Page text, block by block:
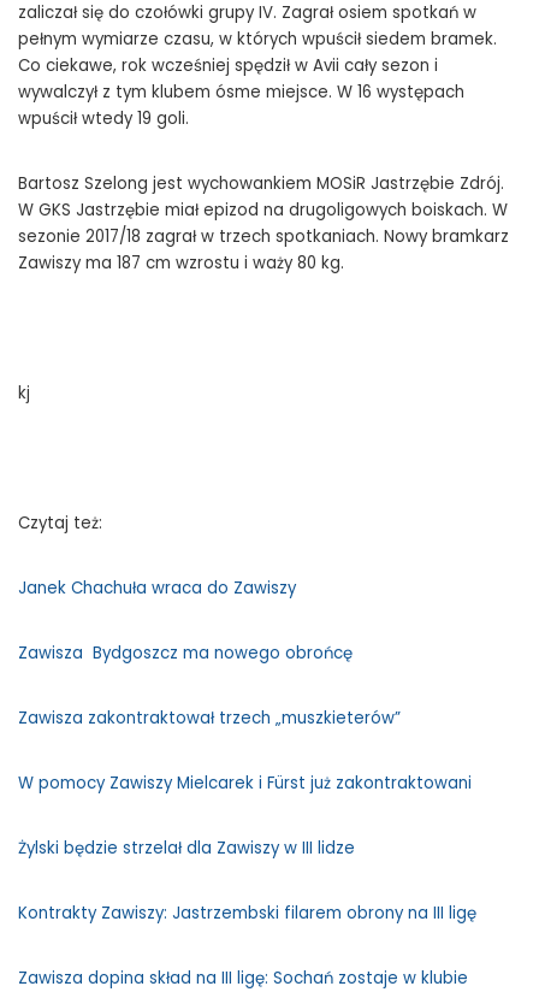
zaliczał się do czołówki grupy IV. Zagrał osiem spotkań w
pełnym wymiarze czasu, w których wpuścił siedem bramek.
Co ciekawe, rok wcześniej spędził w Avii cały sezon i
wywalczył z tym klubem ósme miejsce. W 16 występach
wpuścił wtedy 19 goli.
Bartosz Szelong jest wychowankiem MOSiR Jastrzębie Zdrój.
W GKS Jastrzębie miał epizod na drugoligowych boiskach. W
sezonie 2017/18 zagrał w trzech spotkaniach. Nowy bramkarz
Zawiszy ma 187 cm wzrostu i waży 80 kg.
kj
Czytaj też:
Janek Chachuła wraca do Zawiszy
Zawisza Bydgoszcz ma nowego obrońcę
Zawisza zakontraktował trzech „muszkieterów”
W pomocy Zawiszy Mielcarek i Fürst już zakontraktowani
Żylski będzie strzelał dla Zawiszy w III lidze
Kontrakty Zawiszy: Jastrzembski filarem obrony na III ligę
Zawisza dopina skład na III ligę: Sochań zostaje w klubie